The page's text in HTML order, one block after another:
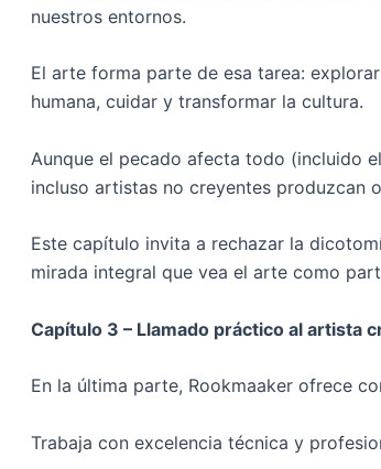
nuestros entornos.
El arte forma parte de esa tarea:
humana, cuidar y transformar la cultura.
Aunque el pecado afecta todo (incluido
incluso artistas no creyentes produzcan
Este capítulo invita a rechazar la
mirada integral que vea el arte como
Capítulo 3 – Llamado práctico al artista
En la última parte, Rookmaaker ofrece
Trabaja con excelencia técnica y